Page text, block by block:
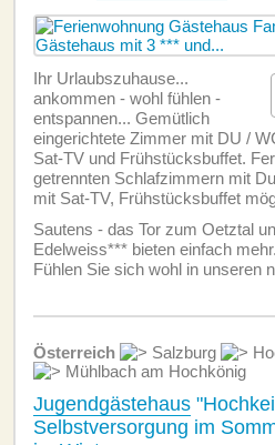
Ihr Urlaubszuhause...
ankommen - wohl fühlen -
entspannen... Gemütlich
eingerichtete Zimmer mit DU /
Sat-TV und Frühstücksbuffet.
getrennten Schlafzimmern mit
mit Sat-TV, Frühstücksbuffet
Sautens - das Tor zum Oetztal
Edelweiss*** bieten einfach
Fühlen Sie sich wohl in unseren
Österreich Salzburg
Mühlbach am Hochkönig
Jugendgästehaus
Selbstversorgung im